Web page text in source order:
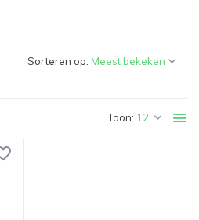
Toon:
Sorteren op: